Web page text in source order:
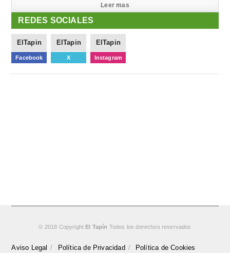
Leer mas
REDES SOCIALES
ElTapin
Facebook
ElTapin
X
ElTapin
Instagram
© 2018 Copyright El Tapín Todos los derechos reservados
Aviso Legal Política de Privacidad Política de Cookies